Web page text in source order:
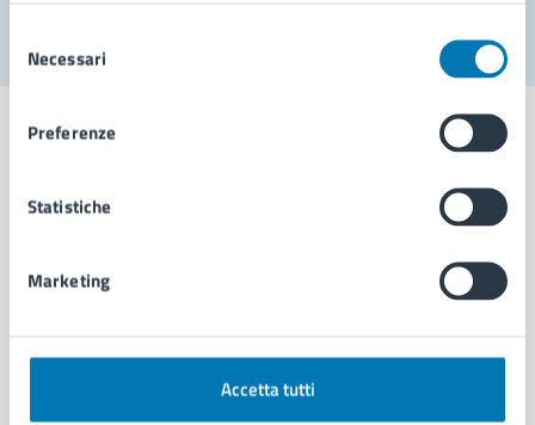
delNecessari
Preferenze
Statistiche
Marketing
Accetta tutti
Comune di Napoli
AMMINISTRAZIONE
Organi di governo